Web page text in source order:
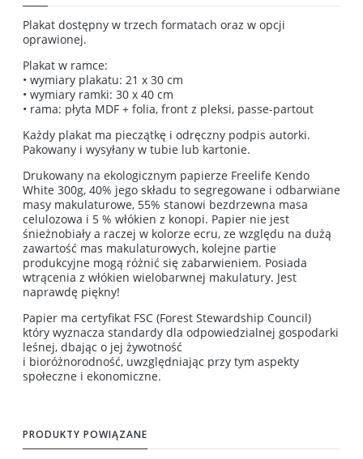
Plakat dostępny w trzech formatach oraz w opcji
oprawionej.
Plakat w ramce:
• wymiary plakatu: 21 x 30 cm
• wymiary ramki: 30 x 40 cm
• rama: płyta MDF + folia, front z pleksi, passe-partout
Każdy plakat ma pieczątkę i odręczny podpis autorki.
Pakowany i wysyłany w tubie lub kartonie.
Drukowany na ekologicznym papierze Freelife Kendo
White 300g, 40% jego składu to segregowane i odbarwiane
masy makulaturowe, 55% stanowi bezdrzewna masa
celulozowa i 5 % włókien z konopi. Papier nie jest
śnieżnobiały a raczej w kolorze ecru, ze względu na dużą
zawartość mas makulaturowych, kolejne partie
produkcyjne mogą różnić się zabarwieniem. Posiada
wtrącenia z włókien wielobarwnej makulatury. Jest
naprawdę piękny!
Papier ma certyfikat FSC (Forest Stewardship Council)
który wyznacza standardy dla odpowiedzialnej gospodarki
leśnej, dbając o jej żywotność
i bioróżnorodność, uwzględniając przy tym aspekty
społeczne i ekonomiczne.
PRODUKTY POWIĄZANE